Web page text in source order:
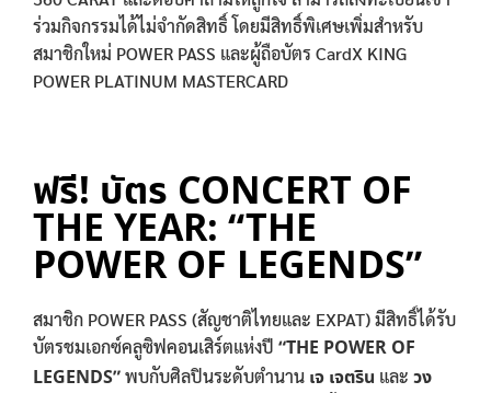
ร่วมกิจกรรมได้ไม่จำกัดสิทธิ์ โดยมีสิทธิ์พิเศษเพิ่มสำหรับ
สมาชิกใหม่ POWER PASS และผู้ถือบัตร CardX KING
POWER PLATINUM MASTERCARD
ฟรี! บัตร CONCERT OF
THE YEAR: “THE
POWER OF LEGENDS”
สมาชิก POWER PASS (สัญชาติไทยและ EXPAT) มีสิทธิ์ได้รับ
บัตรชมเอกซ์คลูซิฟคอนเสิร์ตแห่งปี “THE POWER OF
LEGENDS”พบกับศิลปินระดับตำนาน เจ เจตริน และ วง